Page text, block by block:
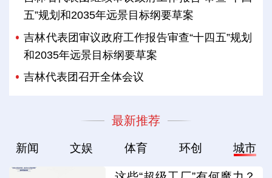
五”规划和2035年远景目标纲要草案
吉林代表团审议政府工作报告审查“十四五”规划
和2035年远景目标纲要草案
吉林代表团召开全体会议
最新推荐
新闻 文娱 体育 环创 城市